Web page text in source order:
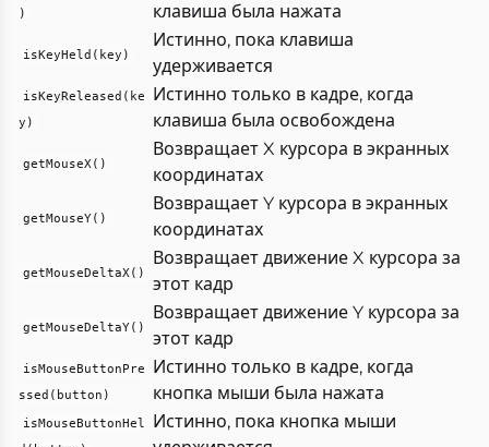
)
клавиша была нажата
isKeyHeld(key)
Истинно, пока клавиша
удерживается
isKeyReleased(ke
y)
Истинно только в кадре, когда
клавиша была освобождена
getMouseX()
Возвращает X курсора в экранных
координатах
getMouseY()
Возвращает Y курсора в экранных
координатах
getMouseDeltaX()
Возвращает движение X курсора за
этот кадр
getMouseDeltaY()
Возвращает движение Y курсора за
этот кадр
isMouseButtonPre
ssed(button)
Истинно только в кадре, когда
кнопка мыши была нажата
isMouseButtonHel
Истинно, пока кнопка мыши